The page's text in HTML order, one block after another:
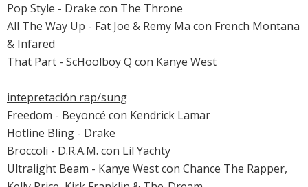
Pop Style - Drake con The Throne
All The Way Up - Fat Joe & Remy Ma con French Montana
& Infared
That Part - ScHoolboy Q con Kanye West
intepretación rap/sung
Freedom - Beyoncé con Kendrick Lamar
Hotline Bling - Drake
Broccoli - D.R.A.M. con Lil Yachty
Ultralight Beam - Kanye West con Chance The Rapper,